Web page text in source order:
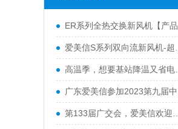
ER系列全热交换新风机【产品升级】广东爱美信新风厂家
爱美信S系列双向流新风机-超薄机身 极致静音
高温季，想要基站降温又省电？爱美信有妙招！
广东爱美信参加2023第九届中国室内净化高峰论坛
第133届广交会，爱美信欢迎您的莅临